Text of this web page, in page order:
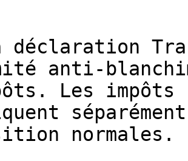
déclaration
anti-
Les
normales.